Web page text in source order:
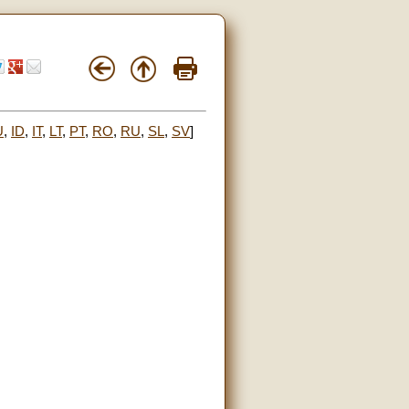
, ID, IT, LT, PT, RO, RU, SL, SV]